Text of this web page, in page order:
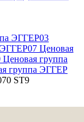
ЭГГЕР03
ЭГГЕР07 Ценовая
Ценовая группа
группа ЭГГЕР
ST9